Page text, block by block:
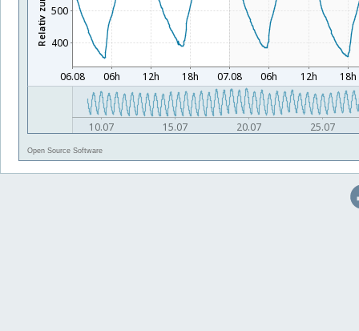
Open Source Software